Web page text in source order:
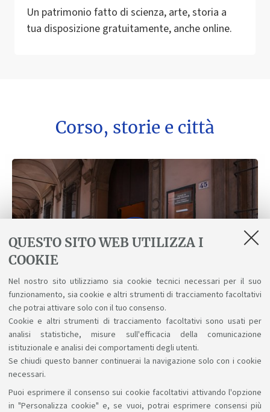
QUESTO SITO WEB UTILIZZA I
COOKIE
Nel nostro sito utilizziamo sia cookie tecnici necessari per il suo
funzionamento, sia cookie e altri strumenti di tracciamento facoltativi
che potrai attivare solo con il tuo consenso.
Cookie e altri strumenti di tracciamento facoltativi sono usati per
analisi statistiche, misure sull'efficacia della comunicazione
istituzionale e analisi dei comportamenti degli utenti.
Se chiudi questo banner continuerai la navigazione solo con i cookie
necessari.
Puoi esprimere il consenso sui cookie facoltativi attivando l'opzione
in "Personalizza cookie" e, se vuoi, potrai esprimere consensi più
Un patrimonio fatto di scienza, arte, storia a
tua disposizione gratuitamente, anche online.
Corso, storie e città
Guarda su YouTube
Sleg raccontato dalle studentesse e gli
studenti. Scopri le loro motivazioni, le
loro storie, la loro vita a Bologna e le